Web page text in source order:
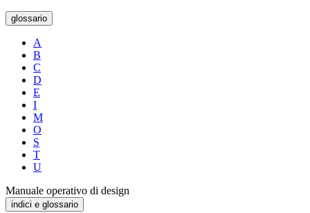
glossario
A
B
C
D
E
I
M
O
S
T
U
Manuale operativo di design
indici e glossario